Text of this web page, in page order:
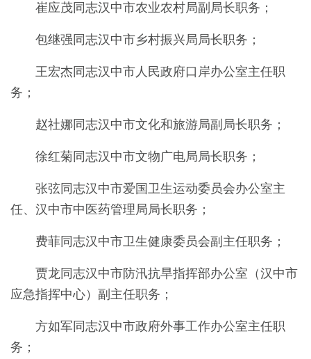
崔应茂同志汉中市农业农村局副局长职务；
包继强同志汉中市乡村振兴局局长职务；
王宏杰同志汉中市人民政府口岸办公室主任职
务；
赵社娜 同志汉中市文化和旅游局副局长职务；
徐红菊同 志汉中市文物广电局局长职务；
张弦同志汉中市爱国卫生运动委员会办公室主
任、 汉中市中医药管理局局长职务；
费菲同志汉中市卫生健康委员会副主任职务；
贾龙同志汉中市防汛抗旱指挥部办公室（汉中市
应急指挥中心）副主任职务；
方如军同志汉中市政府外事工作办公室主任职
务；